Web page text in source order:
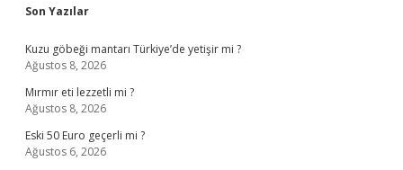
Sidebar
Son Yazılar
Kuzu göbeği mantarı Türkiye’de yetişir mi ?
Ağustos 8, 2026
Mırmır eti lezzetli mi ?
Ağustos 8, 2026
Eski 50 Euro geçerli mi ?
Ağustos 6, 2026